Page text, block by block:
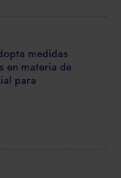
medidas
en materia de
para